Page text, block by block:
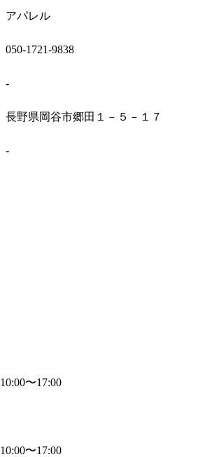
アパレル
050-1721-9838
-
長野県岡谷市郷田１－５－１７
-
10:00〜17:00
10:00〜17:00